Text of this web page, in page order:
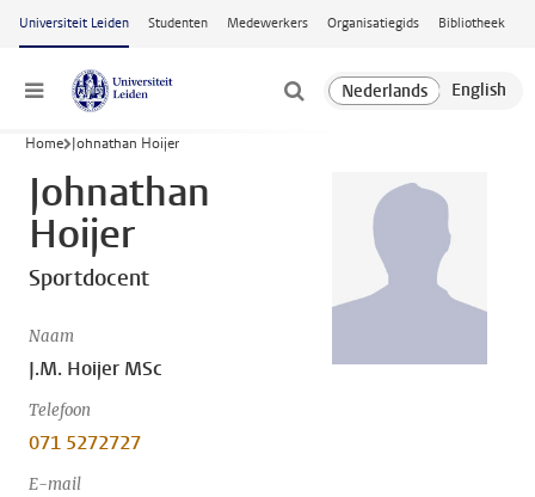
Ga naar hoofdinhoud
Universiteit Leiden Studenten Medewerkers Organisatiegids Bibliotheek
Menu
Home Johnathan Hoijer
Johnathan
Hoijer
Sportdocent
Naam
J.M. Hoijer MSc
Telefoon
071 5272727
E-mail